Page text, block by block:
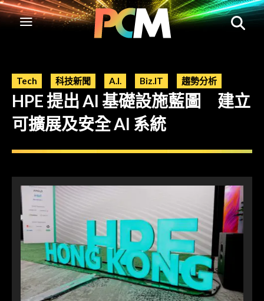
Tech 科技新聞 A.I. Biz.IT 趨勢分析
HPE 提出 AI 基礎設施藍圖 建立
可擴展及安全 AI 系統